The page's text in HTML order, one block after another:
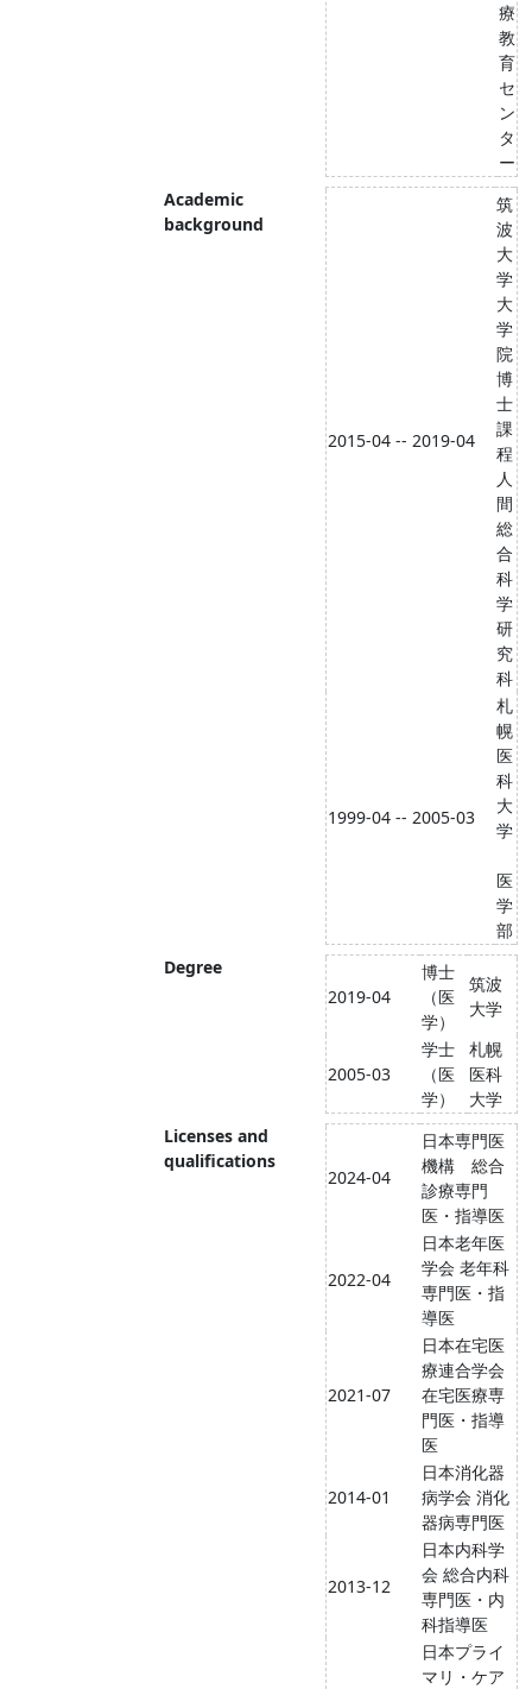
療
教
育
セ
ン
タ
ー
Academic
background
2015-04 -- 2019-04
筑
波
大
学
大
学
院
博
士
課
程
人
間
総
合
科
学
研
究
科
1999-04 -- 2005-03
札
幌
医
科
大
学
医
学
部
Degree
2019-04
博士
（医
学）
筑波
大学
2005-03
学士
（医
学）
札幌
医科
大学
Licenses and
qualifications
2024-04
日本専門医
機構 総合
診療専門
医・指導医
2022-04
日本老年医
学会 老年科
専門医・指
導医
2021-07
日本在宅医
療連合学会
在宅医療専
門医・指導
医
2014-01
日本消化器
病学会 消化
器病専門医
2013-12
日本内科学
会 総合内科
専門医・内
科指導医
日本プライ
マリ・ケア